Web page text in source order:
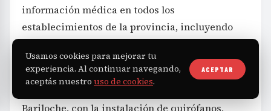
información médica en todos los
establecimientos de la provincia, incluyendo
mejoras en telesalud para localidades alejadas.
Parte de los fondos se destinarán a equipar el
nuevo edificio del Hospital Ramón Carrillo en
Bariloche, con la instalación de quirófanos,
Usamos cookies para mejorar tu
experiencia. Al continuar navegando,
aceptás nuestro uso de cookies.
ACEPTAR